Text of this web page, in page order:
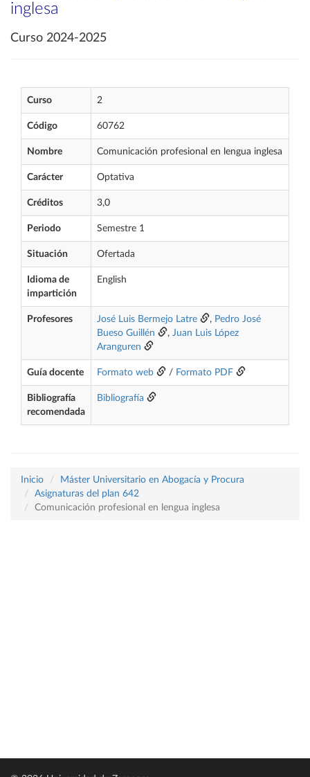
inglesa
Curso 2024-2025
Curso 2
Código 60762
Nombre Comunicación profesional en lengua inglesa
Carácter Optativa
Créditos 3,0
Periodo Semestre 1
Situación Ofertada
Idioma de
impartición
English
Profesores José Luis Bermejo Latre , Pedro José
Bueso Guillén
, Juan Luis López
Aranguren
Guía docente Formato web / Formato PDF
Bibliografía
recomendada
Bibliografía
Inicio
Máster Universitario en Abogacía y Procura
Asignaturas del plan 642
Comunicación profesional en lengua inglesa